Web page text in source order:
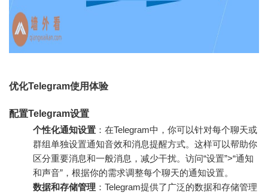
优化Telegram使用体验
配置Telegram设置
个性化通知设置 ：在Telegram中，你可以针对每个聊天或
群组单独设置通知音效和消息提醒方式。这样可以帮助你
区分重要消息和一般消息，减少干扰。访问“设置”>“通知
和声音”，根据你的需求调整每个聊天的通知设置。
数据和存储管理 ：Telegram提供了广泛的数据和存储管理